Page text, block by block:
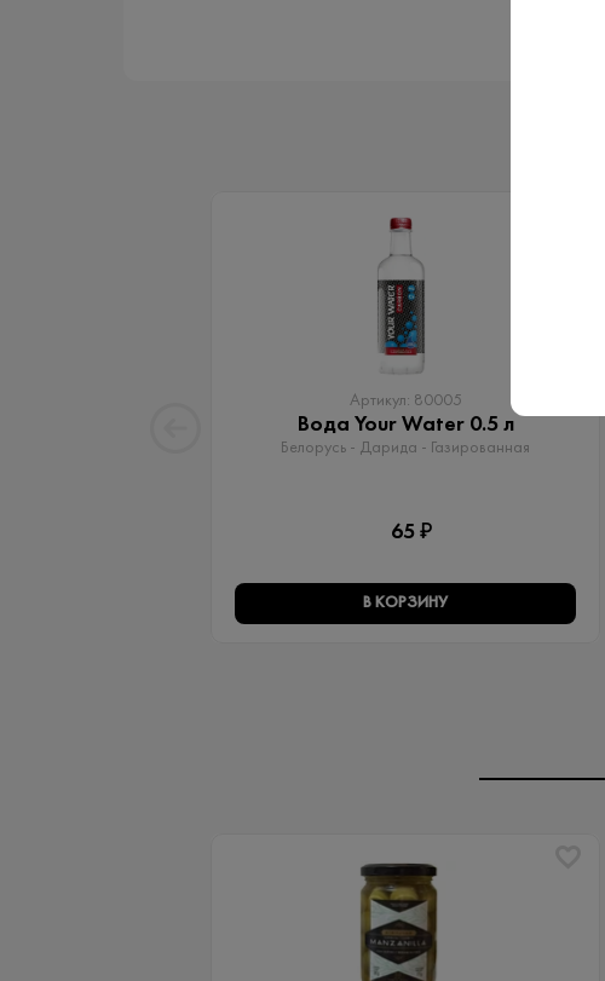
Артикул: 80005
Вода Your Water 0.5 л
Белорусь - Дарида - Газированная
65 ₽
В КОРЗИНУ